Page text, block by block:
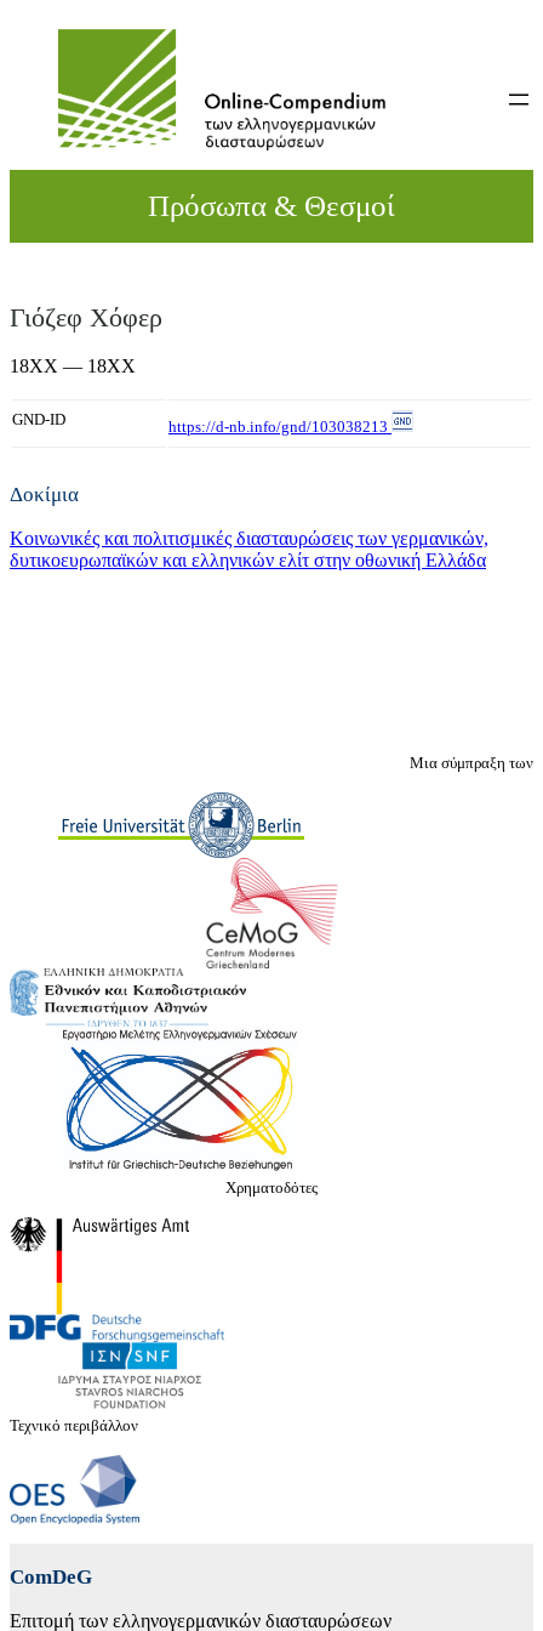
Πρόσωπα & Θεσμοί
Γιόζεφ Χόφερ
18XX — 18XX
GND-ID https://d-nb.info/gnd/103038213
Δοκίμια
Κοινωνικές και πολιτισμικές διασταυρώσεις των γερμανικών,
δυτικοευρωπαϊκών και ελληνικών ελίτ στην oθωνική Ελλάδα
Μια σύμπραξη των
Χρηματοδότες
Τεχνικό περιβάλλον
ComDeG
Επιτομή των ελληνογερμανικών διασταυρώσεων